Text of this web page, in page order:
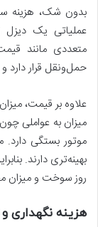
بدون شک، هزینه
عملیاتی یک دیزل
متعددی مانند
حمل‌ونقل قرار دارد
علاوه بر قیمت،
میزان به عواملی
موتور بستگی دارد.
بهینه‌تری دارند.
روز سوخت و میزان
هزینه نگهداری